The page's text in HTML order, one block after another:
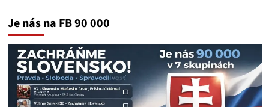
Je nás na FB 90 000